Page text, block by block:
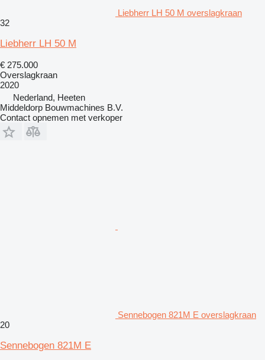
Liebherr LH 50 M overslagkraan
32
Liebherr LH 50 M
€ 275.000
Overslagkraan
2020
Nederland, Heeten
Middeldorp Bouwmachines B.V.
Contact opnemen met verkoper
Sennebogen 821M E overslagkraan
20
Sennebogen 821M E